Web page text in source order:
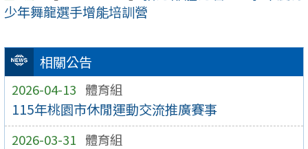
相關公告
2026-04-13 體育組
115年桃園市休閒運動交流推廣賽事
2026-03-31 體育組
少年舞龍選手增能培訓營